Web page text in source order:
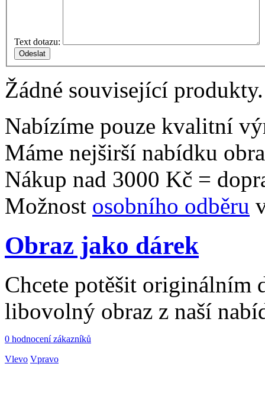
Text dotazu:
Žádné související produkty.
Nabízíme pouze kvalitní
Máme nejširší nabídku
Nákup nad 3000 Kč =
Možnost osobního odběru
Obraz jako dárek
Chcete potěšit originálním
libovolný obraz z naší
0 hodnocení zákazníků
Vlevo Vpravo